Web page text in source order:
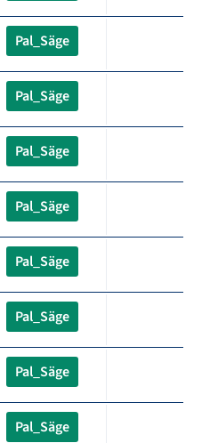
Pal_Säge
Pal_Säge
Pal_Säge
Pal_Säge
Pal_Säge
Pal_Säge
Pal_Säge
Pal_Säge